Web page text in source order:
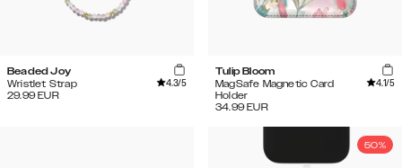
Beaded Joy
Wristlet Strap
4.3/5
29.99 EUR
Tulip Bloom
MagSafe Magnetic Card
Holder
4.1/5
34.99 EUR
50%